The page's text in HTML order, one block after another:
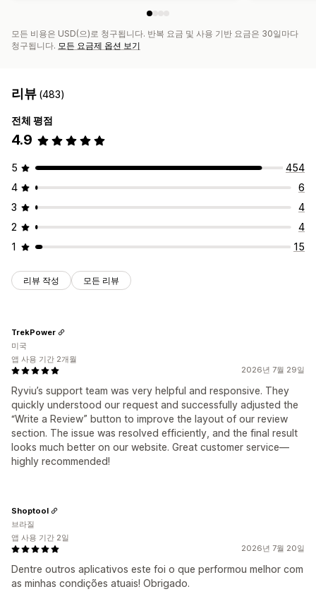
모든 비용은 USD(으)로 청구됩니다. 반복 요금 및 사용 기반 요금은 30일마다
청구됩니다. 모든 요금제 옵션 보기
리뷰 (483)
전체 평점
4.9
5
454
4
6
3
4
2
4
1
15
리뷰 작성 모든 리뷰
2026년 7월 29일
Ryviu’s support team was very helpful and responsive. They
quickly understood our request and successfully adjusted the
“Write a Review” button to improve the layout of our review
section. The issue was resolved efficiently, and the final result
looks much better on our website. Great customer service—
highly recommended!
TrekPower
미국
앱 사용 기간 2개월
2026년 7월 20일
Dentre outros aplicativos este foi o que performou melhor com
as minhas condições atuais! Obrigado.
Shoptool
브라질
앱 사용 기간 2일